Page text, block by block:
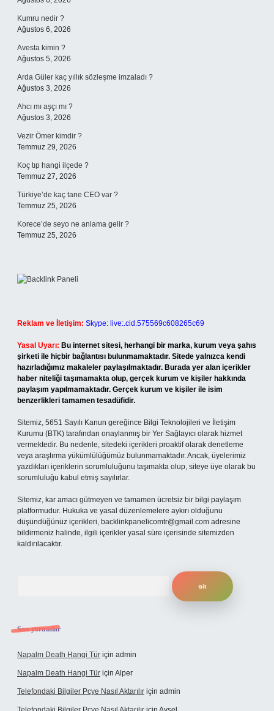
Kumru nedir ?
Ağustos 6, 2026
Avesta kimin ?
Ağustos 5, 2026
Arda Güler kaç yıllık sözleşme imzaladı ?
Ağustos 3, 2026
Ahcı mı aşçı mı ?
Ağustos 3, 2026
Vezir Ömer kimdir ?
Temmuz 29, 2026
Koç tıp hangi ilçede ?
Temmuz 27, 2026
Türkiye’de kaç tane CEO var ?
Temmuz 25, 2026
Korece’de seyo ne anlama gelir ?
Temmuz 25, 2026
Reklam ve İletişim: Skype: live:.cid.575569c608265c69
Yasal Uyarı: Bu internet sitesi, herhangi bir marka, kurum veya şahıs
şirketi ile hiçbir bağlantısı bulunmamaktadır. Sitede yalnızca kendi
hazırladığımız makaleler paylaşılmaktadır. Burada yer alan içerikler
haber niteliği taşımamakta olup, gerçek kurum ve kişiler hakkında
paylaşım yapılmamaktadır. Gerçek kurum ve kişiler ile isim
benzerlikleri tamamen tesadüfidir.
Sitemiz, 5651 Sayılı Kanun gereğince Bilgi Teknolojileri ve İletişim
Kurumu (BTK) tarafından onaylanmış bir Yer Sağlayıcı olarak hizmet
vermektedir. Bu nedenle, sitedeki içerikleri proaktif olarak denetleme
veya araştırma yükümlülüğümüz bulunmamaktadır. Ancak, üyelerimiz
yazdıkları içeriklerin sorumluluğunu taşımakta olup, siteye üye olarak bu
sorumluluğu kabul etmiş sayılırlar.
Sitemiz, kar amacı gütmeyen ve tamamen ücretsiz bir bilgi paylaşım
platformudur. Hukuka ve yasal düzenlemelere aykırı olduğunu
düşündüğünüz içerikleri, backlinkpanelicomtr@gmail.com adresine
bildirmeniz halinde, ilgili içerikler yasal süre içerisinde sitemizden
kaldırılacaktır.
Son yorumlar
Napalm Death Hangi Tür için admin
Napalm Death Hangi Tür için Alper
Telefondaki Bilgiler Pcye Nasıl Aktarılır için admin